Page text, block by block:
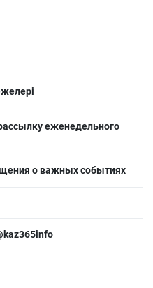
еженедельного
о важных событиях